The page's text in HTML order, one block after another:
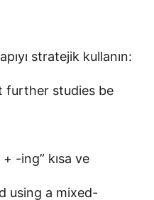
stratejik kullanın:
further studies be
-ing” kısa ve
using a mixed-